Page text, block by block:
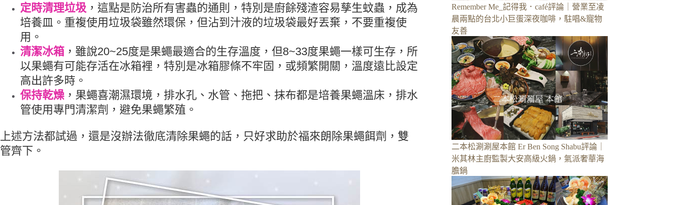
定時清理垃圾 ，這點是防治所有害蟲的通則，特別是廚餘殘渣容易孳生蚊蟲，成為
培養皿。重複使用垃圾袋雖然環保，但沾到汁液的垃圾袋最好丟棄，不要重複使
用。
清潔冰箱 ，雖說20~25度是果蠅最適合的生存溫度，但8~33度果蠅一樣可生存，所
以果蠅有可能存活在冰箱裡，特別是冰箱膠條不牢固，或頻繁開關，溫度遠比設定
高出許多時。
保持乾燥 ，果蠅喜潮濕環境，排水孔、水管、拖把、抹布都是培養果蠅溫床，排水
管使用專門清潔劑，避免果蠅繁殖。
上述方法都試過，還是沒辦法徹底清除果蠅的話，只好求助於福來朗除果蠅餌劑，雙
管齊下。
Remember Me_記得我．café評論｜營業至凌
晨兩點的台北小巨蛋深夜咖啡，駐唱&寵物
友善
二本松涮涮屋本館 Er Ben Song Shabu評論｜
米其林主廚監製大安高級火鍋，氣派奢華海
膽鍋